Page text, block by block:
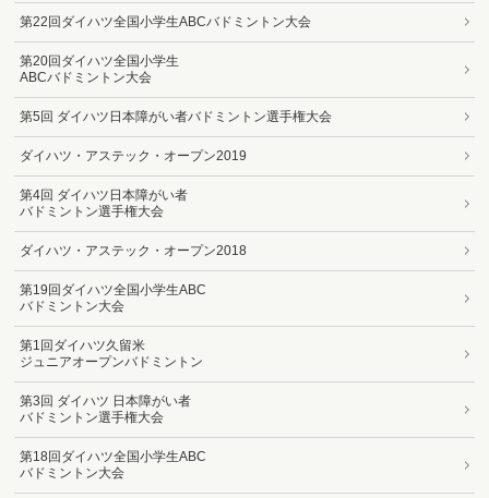
第22回ダイハツ全国小学生ABCバドミントン大会
第20回ダイハツ全国小学生
ABCバドミントン大会
第5回 ダイハツ日本障がい者バドミントン選手権大会
ダイハツ・アステック・オープン2019
第4回 ダイハツ日本障がい者
バドミントン選手権大会
ダイハツ・アステック・オープン2018
第19回ダイハツ全国小学生ABC
バドミントン大会
第1回ダイハツ久留米
ジュニアオープンバドミントン
第3回 ダイハツ 日本障がい者
バドミントン選手権大会
第18回ダイハツ全国小学生ABC
バドミントン大会